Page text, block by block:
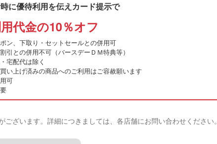
に優待利用を伝えカード提示で
代金の10％オフ
ン、下取り・セットセールとの併用可
引との併用不可（バースデーＤＭ特典等）
宅配代は除く
い上げ済みの商品へのご利用はご容赦願います
可
ざいます。詳細につきましては、各店舗にお問い合わせください。